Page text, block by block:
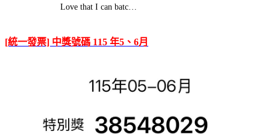
Love that I can batc…
[統一發票] 中獎號碼 115 年5、6月